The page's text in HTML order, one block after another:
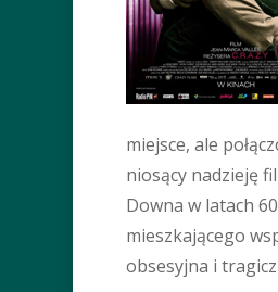
miejsce, ale
niosący nadzieję
Downa w latach
mieszkającego
obsesyjna i